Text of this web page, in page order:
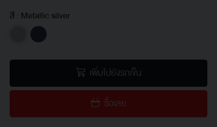
สี : Metallic silver
เพิ่มไปยังรถเข็น
ซื้อเลย